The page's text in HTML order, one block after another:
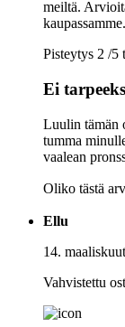
meiltä.
kaupassamme.
Pisteytys 2 /5
Ei
Luulin tämän
tumma
vaalean
Oliko tästä
Ellu
14.
Vahvistettu